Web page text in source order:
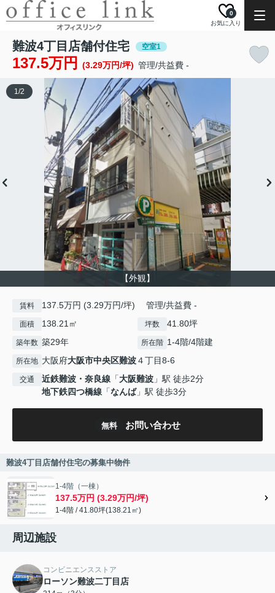
お気に入り
0
難波4丁目店舗付住宅 空室1
137.5万円 (3.29万円/坪) 管理/共益費 -
【外観】
1/2
賃料 137.5万円 (3.29万円/坪) 管理/共益費 -
面積 138.21㎡ 坪数 41.80坪
築年数 築29年 所在階 1-4階/4階建
所在地 大阪府大阪市中央区難波４丁目8-6
交通 近鉄難波・奈良線 「大阪難波 」駅 徒歩2分
地下鉄四つ橋線 「なんば」駅 徒歩3分
無料 お問い合わせ
難波4丁目店舗付住宅の募集中物件
1-4階（一棟）
137.5万円 (3.29万円/坪)
1-4階 / 41.80坪(138.21㎡)
周辺施設
コンビニエンスストア
ローソン難波二丁目店